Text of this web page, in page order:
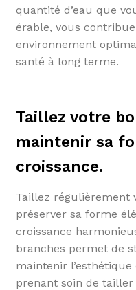
quantité d’eau que
érable, vous
environnement
santé à long terme.
Taillez votre
maintenir sa
croissance.
Taillez régulièrement
préserver sa forme
croissance
branches permet de
maintenir l’esthétique
prenant soin de tailler